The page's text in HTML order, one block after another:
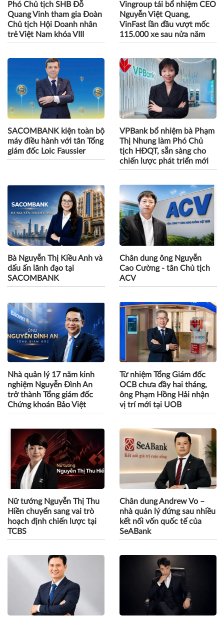
Phó Chủ tịch SHB Đỗ
Quang Vinh tham gia Đoàn
Chủ tịch Hội Doanh nhân
trẻ Việt Nam khóa VIII
Vingroup tái bổ nhiệm CEO
Nguyễn Việt Quang,
VinFast lần đầu vượt mốc
115.000 xe sau nửa năm
SACOMBANK kiện toàn bộ
máy điều hành với tân Tổng
giám đốc Loic Faussier
VPBank bổ nhiệm bà Phạm
Thị Nhung làm Phó Chủ
tịch HĐQT, sẵn sàng cho
chiến lược phát triển mới
Bà Nguyễn Thị Kiều Anh và
dấu ấn lãnh đạo tại
SACOMBANK
Chân dung ông Nguyễn
Cao Cường - tân Chủ tịch
ACV
Nhà quản lý 17 năm kinh
nghiệm Nguyễn Đình An
trở thành Tổng giám đốc
Chứng khoán Bảo Việt
Từ nhiệm Tổng Giám đốc
OCB chưa đầy hai tháng,
ông Phạm Hồng Hải nhận
vị trí mới tại UOB
Nữ tướng Nguyễn Thị Thu
Hiền chuyển sang vai trò
hoạch định chiến lược tại
TCBS
Chân dung Andrew Vo –
nhà quản lý đứng sau nhiều
kết nối vốn quốc tế của
SeABank